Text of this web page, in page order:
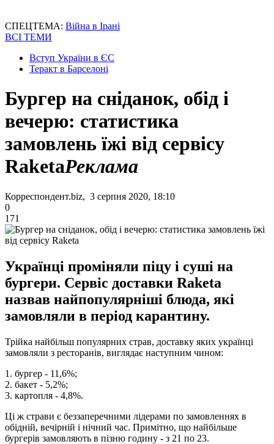
СПЕЦТЕМА: Війна в Ірані
ВСІ ТЕМИ
Вступ України в ЄС
Теракт в Барселоні
Бургер на сніданок, обід і
вечерю: статистика
замовлень їжі від сервісу
RaketaРеклама
Корреспондент.biz, 3 серпня 2020, 18:10
0
171
Українці проміняли піцу і суші на
бургери. Сервіс доставки Raketa
назвав найпопулярніші блюда, які
замовляли в період карантину.
Трійка найбільш популярних страв, доставку яких українці
замовляли з ресторанів, виглядає наступним чином:
1. бургер - 11,6%;
2. бакет - 5,2%;
3. картопля - 4,8%.
Ці ж страви є беззаперечними лідерами по замовленнях в
обідній, вечірній і нічний час. Примітно, що найбільше
бургерів замовляють в пізню годину - з 21 по 23.